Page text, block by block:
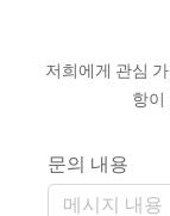
저희에게 관심
항이
문의 내용